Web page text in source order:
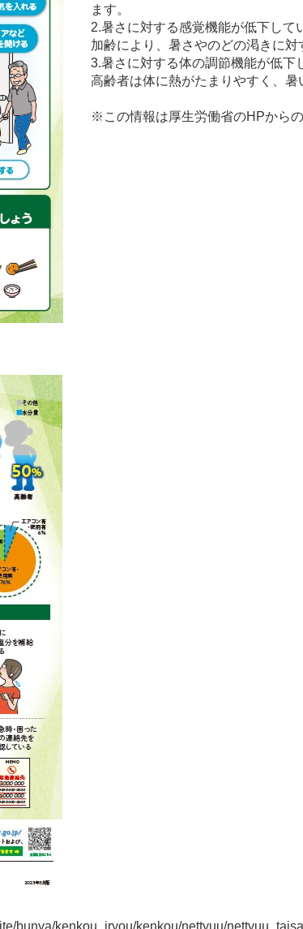
ます。
2.暑さに対する感覚機能が低下して
加齢により、暑さやのどの渇きに対
3.暑さに対する体の調節機能が低下
高齢者は体に熱がたまりやすく、暑
※この情報は厚生労働省のHPからの